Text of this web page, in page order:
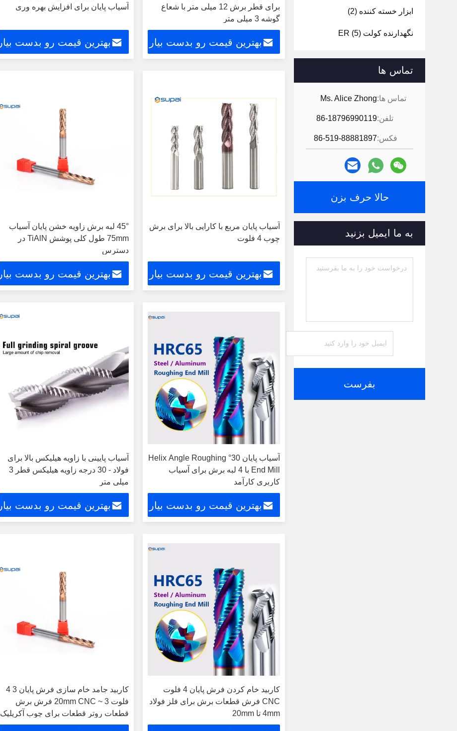
ابزار خسته کننده (2)
نگهدارنده کولت ER (5)
تماس ها
تماس ها:Ms. Alice Zhong
تلفن:86-18796990119
فکس:86-519-88881897
حالا حرف بزن
به ما ایمیل بزنید
بفرست
برای قطر برش 12 میلی متر با شعاع
گوشه 3 میلی متر
بهترین قیمت رو بدست بیار
آسیاب پایان برای افزایش بهره وری
بهترین قیمت رو بدست بیار
آسیاب پایان مربع با کارایی بالا برای برش
چوب 4 فلوت
بهترین قیمت رو بدست بیار
45° لبه برش زاویه خشن پایان آسیاب
75mm طول کلی پوشش TiAlN در
دسترس
بهترین قیمت رو بدست بیار
آسیاب پایان 30° Helix Angle Roughing
End Mill با 4 لبه برش برای آسیاب
کاربری کارآمد
بهترین قیمت رو بدست بیار
آسیاب پایینی با زاویه هیلیکس بالا برای
فولاد - 30 درجه زاویه هیلیکس قطر 3
میلی متر
بهترین قیمت رو بدست بیار
کاربید خام کردن فرش پایان 4 فلوت
CNC فرش قطعات برش برای فلز فولاد
4mm تا 20mm
کاربید جامد خام سازی فرش پایان 3 4
فلوت 3 ~ 20mm CNC فرش برش
قطعات روتر قطعات برای چوب آکریلیک